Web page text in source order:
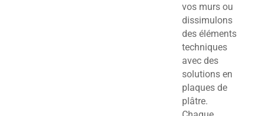
vos murs ou
dissimulons
des éléments
techniques
avec des
solutions en
plaques de
plâtre.